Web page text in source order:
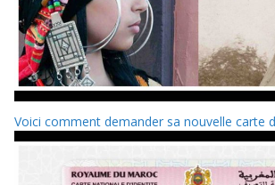
Voici comment demander sa nouvelle carte